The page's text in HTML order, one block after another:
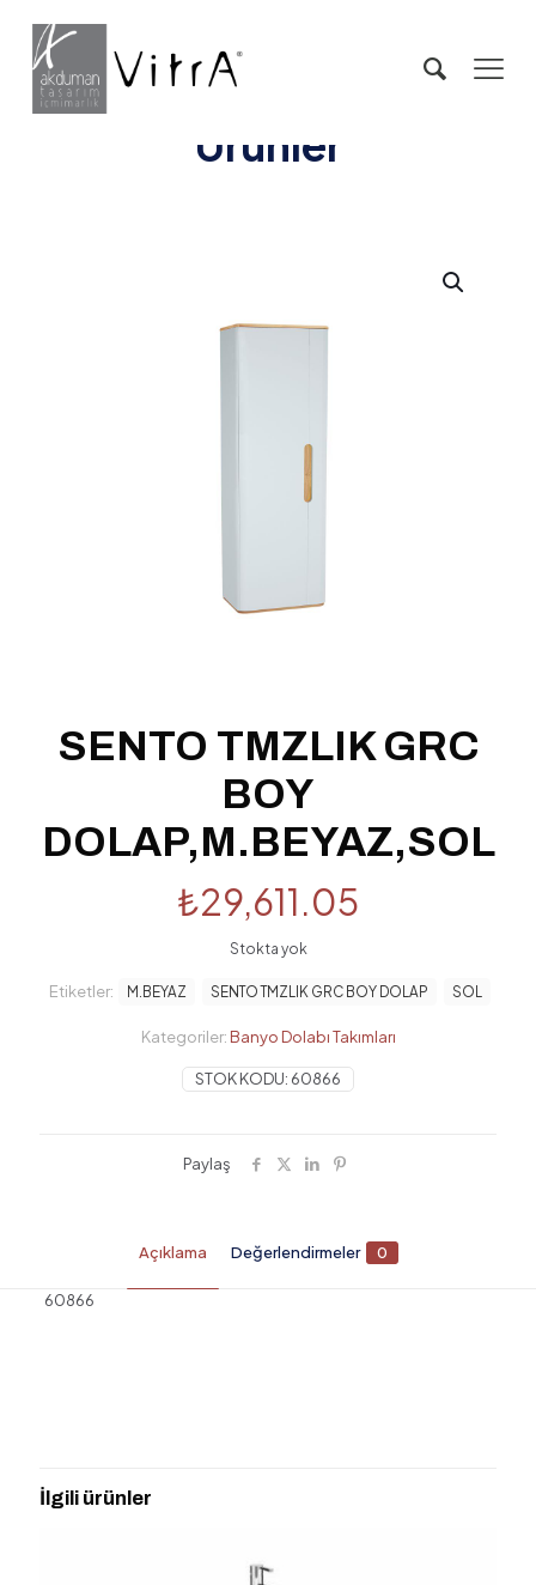
Ürünler
SENTO TMZLIK GRC
BOY
DOLAP,M.BEYAZ,SOL
₺29,611.05
Stokta yok
STOK KODU: 60866
Kategoriler: Banyo Dolabı Takımları
Etiketler: M.BEYAZ SENTO TMZLIK GRC BOY DOLAP SOL
Paylaş
Açıklama Değerlendirmeler 0
60866
DOLAP,M.BEYAZ,SOL” için yorum
yapan ilk kişi siz olun
E-posta adresiniz yayınlanmayacak.
İlgili ürünler